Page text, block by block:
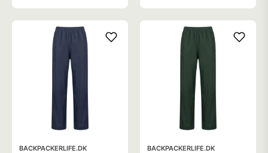
BACKPACKERLIFE.DK BACKPACKERLIFE.DK